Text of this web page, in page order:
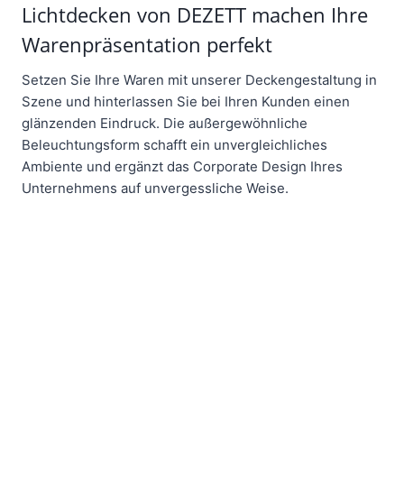
Lichtdecken von DEZETT machen Ihre
Warenpräsentation perfekt
Setzen Sie Ihre Waren mit unserer Deckengestaltung in
Szene und hinterlassen Sie bei Ihren Kunden einen
glänzenden Eindruck. Die außergewöhnliche
Beleuchtungsform schafft ein unvergleichliches
Ambiente und ergänzt das Corporate Design Ihres
Unternehmens auf unvergessliche Weise.